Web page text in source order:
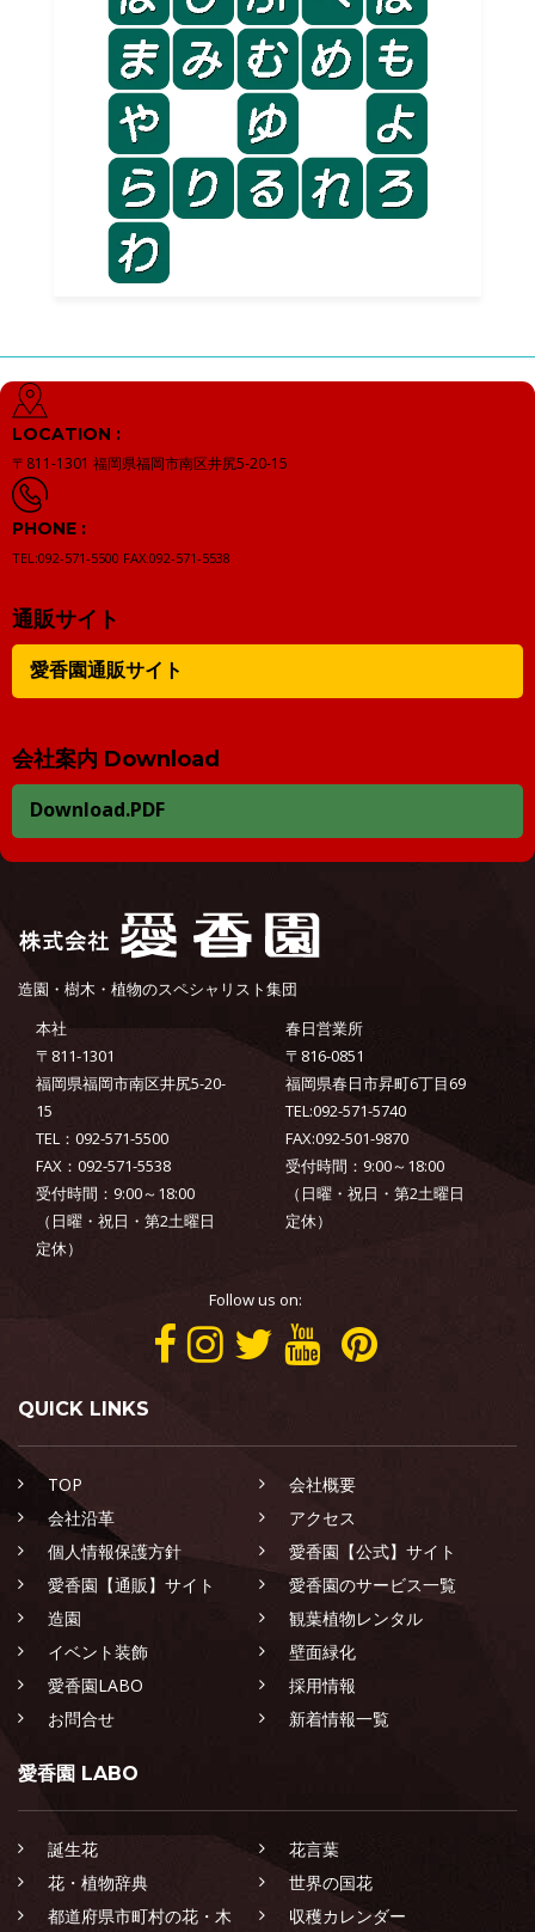
LOCATION :
〒811-1301 福岡県福岡市南区井尻5-20-15
PHONE :
TEL:092-571-5500 FAX:092-571-5538
通販サイト
愛香園通販サイト
会社案内 Download
Download.PDF
造園・樹木・植物のスペシャリスト集団
本社
〒811-1301
福岡県福岡市南区井尻5-20-
15
TEL：092-571-5500
FAX：092-571-5538
受付時間：9:00～18:00
（日曜・祝日・第2土曜日
定休）
春日営業所
〒816-0851
福岡県春日市昇町6丁目69
TEL:092-571-5740
FAX:092-501-9870
受付時間：9:00～18:00
（日曜・祝日・第2土曜日
定休）
Follow us on:
QUICK LINKS
TOP
会社概要
会社沿革
アクセス
個人情報保護方針
愛香園【公式】サイト
愛香園【通販】サイト
愛香園のサービス一覧
造園
観葉植物レンタル
イベント装飾
壁面緑化
愛香園LABO
採用情報
お問合せ
新着情報一覧
愛香園 LABO
誕生花
花言葉
花・植物辞典
世界の国花
都道府県市町村の花・木
収穫カレンダー